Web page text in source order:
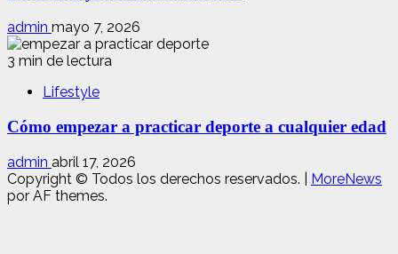
admin mayo 7, 2026
3 min de lectura
Lifestyle
Cómo empezar a practicar deporte a cualquier edad
admin abril 17, 2026
Copyright © Todos los derechos reservados.
MoreNews
por AF themes.